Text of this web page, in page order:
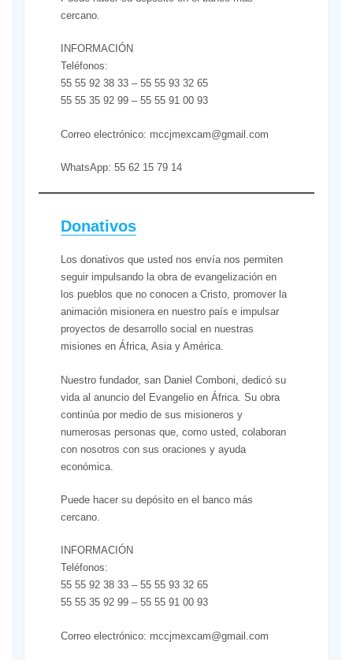
cercano.
INFORMACIÓN
Teléfonos:
55 55 92 38 33 – 55 55 93 32 65
55 55 35 92 99 – 55 55 91 00 93
Correo electrónico: mccjmexcam@gmail.com
WhatsApp: 55 62 15 79 14
Donativos
Los donativos que usted nos envía nos permiten
seguir impulsando la obra de evangelización en
los pueblos que no conocen a Cristo, promover la
animación misionera en nuestro país e impulsar
proyectos de desarrollo social en nuestras
misiones en África, Asia y América.
Nuestro fundador, san Daniel Comboni, dedicó su
vida al anuncio del Evangelio en África. Su obra
continúa por medio de sus misioneros y
numerosas personas que, como usted, colaboran
con nosotros con sus oraciones y ayuda
económica.
Puede hacer su depósito en el banco más
cercano.
INFORMACIÓN
Teléfonos:
55 55 92 38 33 – 55 55 93 32 65
55 55 35 92 99 – 55 55 91 00 93
Correo electrónico: mccjmexcam@gmail.com